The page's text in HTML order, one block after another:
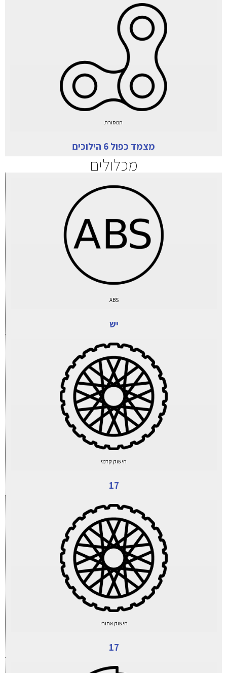
תמסורת
מצמד כפול 6 הילוכים
מכלולים
ABS
יש
חישוק קדמי
17
חישוק אחורי
17